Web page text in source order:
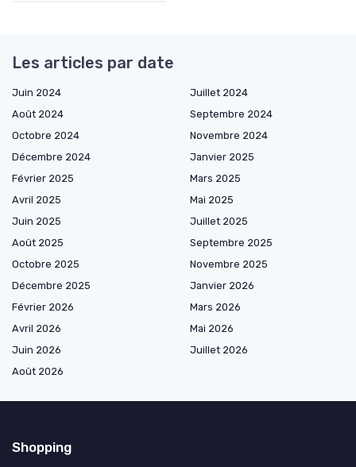
Les articles par date
Juin 2024
Juillet 2024
Août 2024
Septembre 2024
Octobre 2024
Novembre 2024
Décembre 2024
Janvier 2025
Février 2025
Mars 2025
Avril 2025
Mai 2025
Juin 2025
Juillet 2025
Août 2025
Septembre 2025
Octobre 2025
Novembre 2025
Décembre 2025
Janvier 2026
Février 2026
Mars 2026
Avril 2026
Mai 2026
Juin 2026
Juillet 2026
Août 2026
Shopping